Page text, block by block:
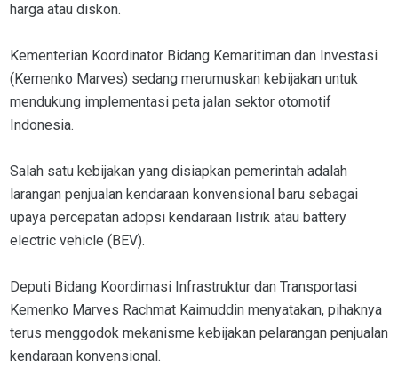
harga atau diskon.
Kementerian Koordinator Bidang Kemaritiman dan Investasi
(Kemenko Marves) sedang merumuskan kebijakan untuk
mendukung implementasi peta jalan sektor otomotif
Indonesia.
Salah satu kebijakan yang disiapkan pemerintah adalah
larangan penjualan kendaraan konvensional baru sebagai
upaya percepatan adopsi kendaraan listrik atau battery
electric vehicle (BEV).
Deputi Bidang Koordimasi Infrastruktur dan Transportasi
Kemenko Marves Rachmat Kaimuddin menyatakan, pihaknya
terus menggodok mekanisme kebijakan pelarangan penjualan
kendaraan konvensional.